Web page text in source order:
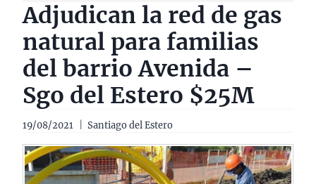
Adjudican la red de gas
natural para familias
del barrio Avenida –
Sgo del Estero $25M
19/08/2021 Santiago del Estero